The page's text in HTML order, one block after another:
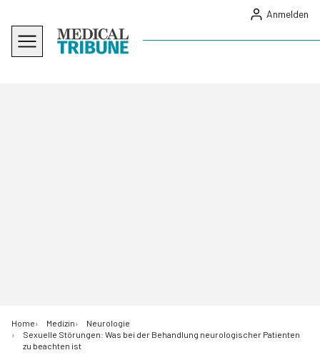
Anmelden
Home Medizin
Neurologie
Sexuelle Störungen: Was bei der Behandlung neurologischer Patienten
zu beachten ist